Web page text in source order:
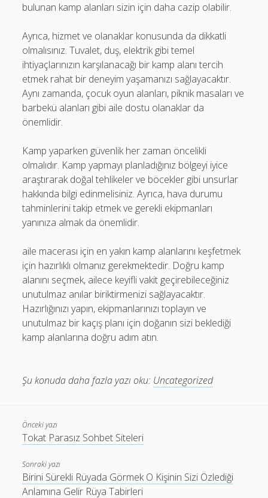
bulunan kamp alanları sizin için daha cazip olabilir.
Ayrıca, hizmet ve olanaklar konusunda da dikkatli
olmalısınız. Tuvalet, duş, elektrik gibi temel
ihtiyaçlarınızın karşılanacağı bir kamp alanı tercih
etmek rahat bir deneyim yaşamanızı sağlayacaktır.
Aynı zamanda, çocuk oyun alanları, piknik masaları ve
barbekü alanları gibi aile dostu olanaklar da
önemlidir.
Kamp yaparken güvenlik her zaman öncelikli
olmalıdır. Kamp yapmayı planladığınız bölgeyi iyice
araştırarak doğal tehlikeler ve böcekler gibi unsurlar
hakkında bilgi edinmelisiniz. Ayrıca, hava durumu
tahminlerini takip etmek ve gerekli ekipmanları
yanınıza almak da önemlidir.
aile macerası için en yakın kamp alanlarını keşfetmek
için hazırlıklı olmanız gerekmektedir. Doğru kamp
alanını seçmek, ailece keyifli vakit geçirebileceğiniz
unutulmaz anılar biriktirmenizi sağlayacaktır.
Hazırlığınızı yapın, ekipmanlarınızı toplayın ve
unutulmaz bir kaçış planı için doğanın sizi beklediği
kamp alanlarına doğru adım atın.
Şu konuda daha fazla yazı oku: Uncategorized
Önceki yazı
Tokat Parasız Sohbet Siteleri
Sonraki yazı
Birini Sürekli Rüyada Görmek O Kişinin Sizi Özlediği
Anlamına Gelir Rüya Tabirleri